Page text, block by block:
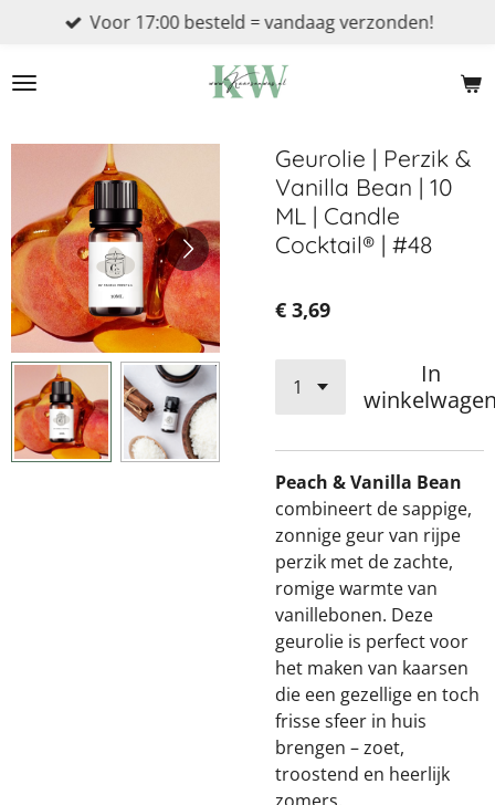
naar
Voor 17:00 besteld = vandaag verzonden!
Geurolie | Perzik &
Vanilla Bean | 10
ML | Candle
Cocktail® | #48
€ 3,69
In
Peach & Vanilla Bean
combineert de sappige,
zonnige geur van rijpe
perzik met de zachte,
romige warmte van
vanillebonen. Deze
geurolie is perfect voor
het maken van kaarsen
die een gezellige en toch
frisse sfeer in huis
brengen – zoet,
troostend en heerlijk